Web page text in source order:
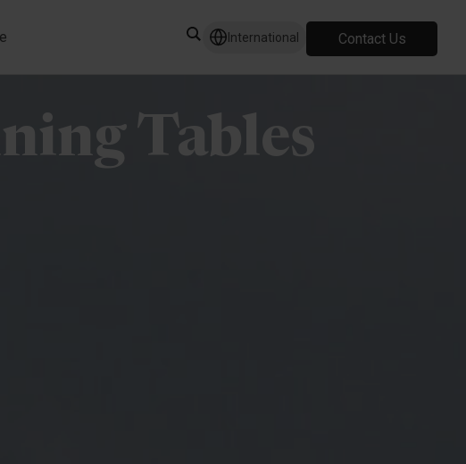
International Contact Us
Tables